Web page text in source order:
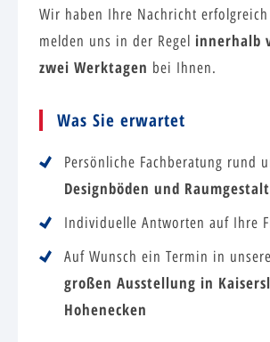
Wir haben Ihre Nachricht
melden uns in der Regel innerhalb
zwei Werktagen bei Ihnen.
Was Sie erwartet
Persönliche Fachberatung rund
Designböden und
Individuelle Antworten auf Ihre
Auf Wunsch ein Termin in
großen Ausstellung in
Hohenecken